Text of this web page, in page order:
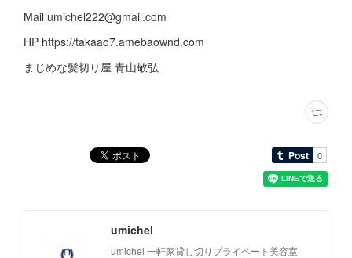
Mail umichel222@gmail.com
HP https://takaao7.amebaownd.com
まじめな髪切り屋 青山敬弘
umichel
umichel 一軒家貸し切りプライベート美容室